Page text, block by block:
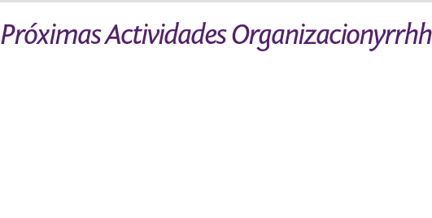
Próximas Actividades Organizacionyrrhh